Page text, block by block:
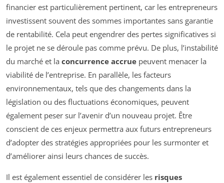
financier est particulièrement pertinent, car les entrepreneurs
investissent souvent des sommes importantes sans garantie
de rentabilité. Cela peut engendrer des pertes significatives si
le projet ne se déroule pas comme prévu. De plus, l’instabilité
du marché et la concurrence accrue peuvent menacer la
viabilité de l’entreprise. En parallèle, les facteurs
environnementaux, tels que des changements dans la
législation ou des fluctuations économiques, peuvent
également peser sur l’avenir d’un nouveau projet. Être
conscient de ces enjeux permettra aux futurs entrepreneurs
d’adopter des stratégies appropriées pour les surmonter et
d’améliorer ainsi leurs chances de succès.
Il est également essentiel de considérer les risques